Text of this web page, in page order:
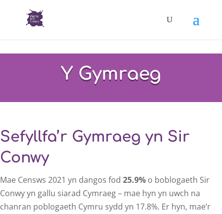
Y Gymraeg
Sefyllfa’r Gymraeg yn Sir
Conwy
Mae Censws 2021 yn dangos fod 25.9% o boblogaeth Sir
Conwy yn gallu siarad Cymraeg – mae hyn yn uwch na
chanran poblogaeth Cymru sydd yn 17.8%. Er hyn, mae’r